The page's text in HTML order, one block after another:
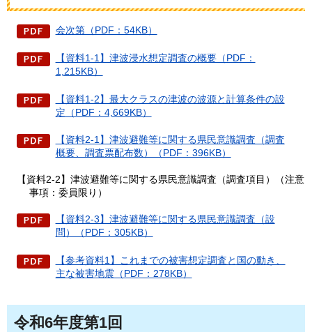
会次第（PDF：54KB）
【資料1-1】津波浸水想定調査の概要（PDF：
1,215KB）
【資料1-2】最大クラスの津波の波源と計算条件の設
定（PDF：4,669KB）
【資料2-1】津波避難等に関する県民意識調査（調査
概要、調査票配布数）（PDF：396KB）
【資料2-2】津波避難等に関する県民意識調査（調査項目）（注意
事項：委員限り）
【資料2-3】津波避難等に関する県民意識調査（設
問）（PDF：305KB）
【参考資料1】これまでの被害想定調査と国の動き、
主な被害地震（PDF：278KB）
令和6年度第1回